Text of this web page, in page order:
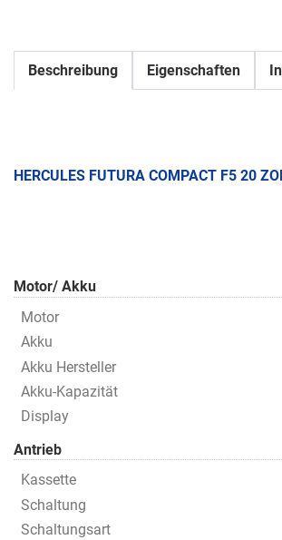
Beschreibung Eigenschaften
HERCULES FUTURA COMPACT F5 20
Motor/ Akku
Motor
Akku
Akku Hersteller
Akku-Kapazität
Display
Antrieb
Kassette
Schaltung
Schaltungsart